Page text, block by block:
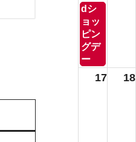
月
曜
日,
8
月
10th
2026
dシ
ョッ
ピン
グデ
ー
17 18